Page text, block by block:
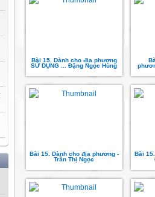
Bài 15. Dành cho địa phương
SỬ DỤNG ... Đặng Ngọc Hùng
Bài 15. Dành cho địa phương -
Trần Thị Ngọc
Bài